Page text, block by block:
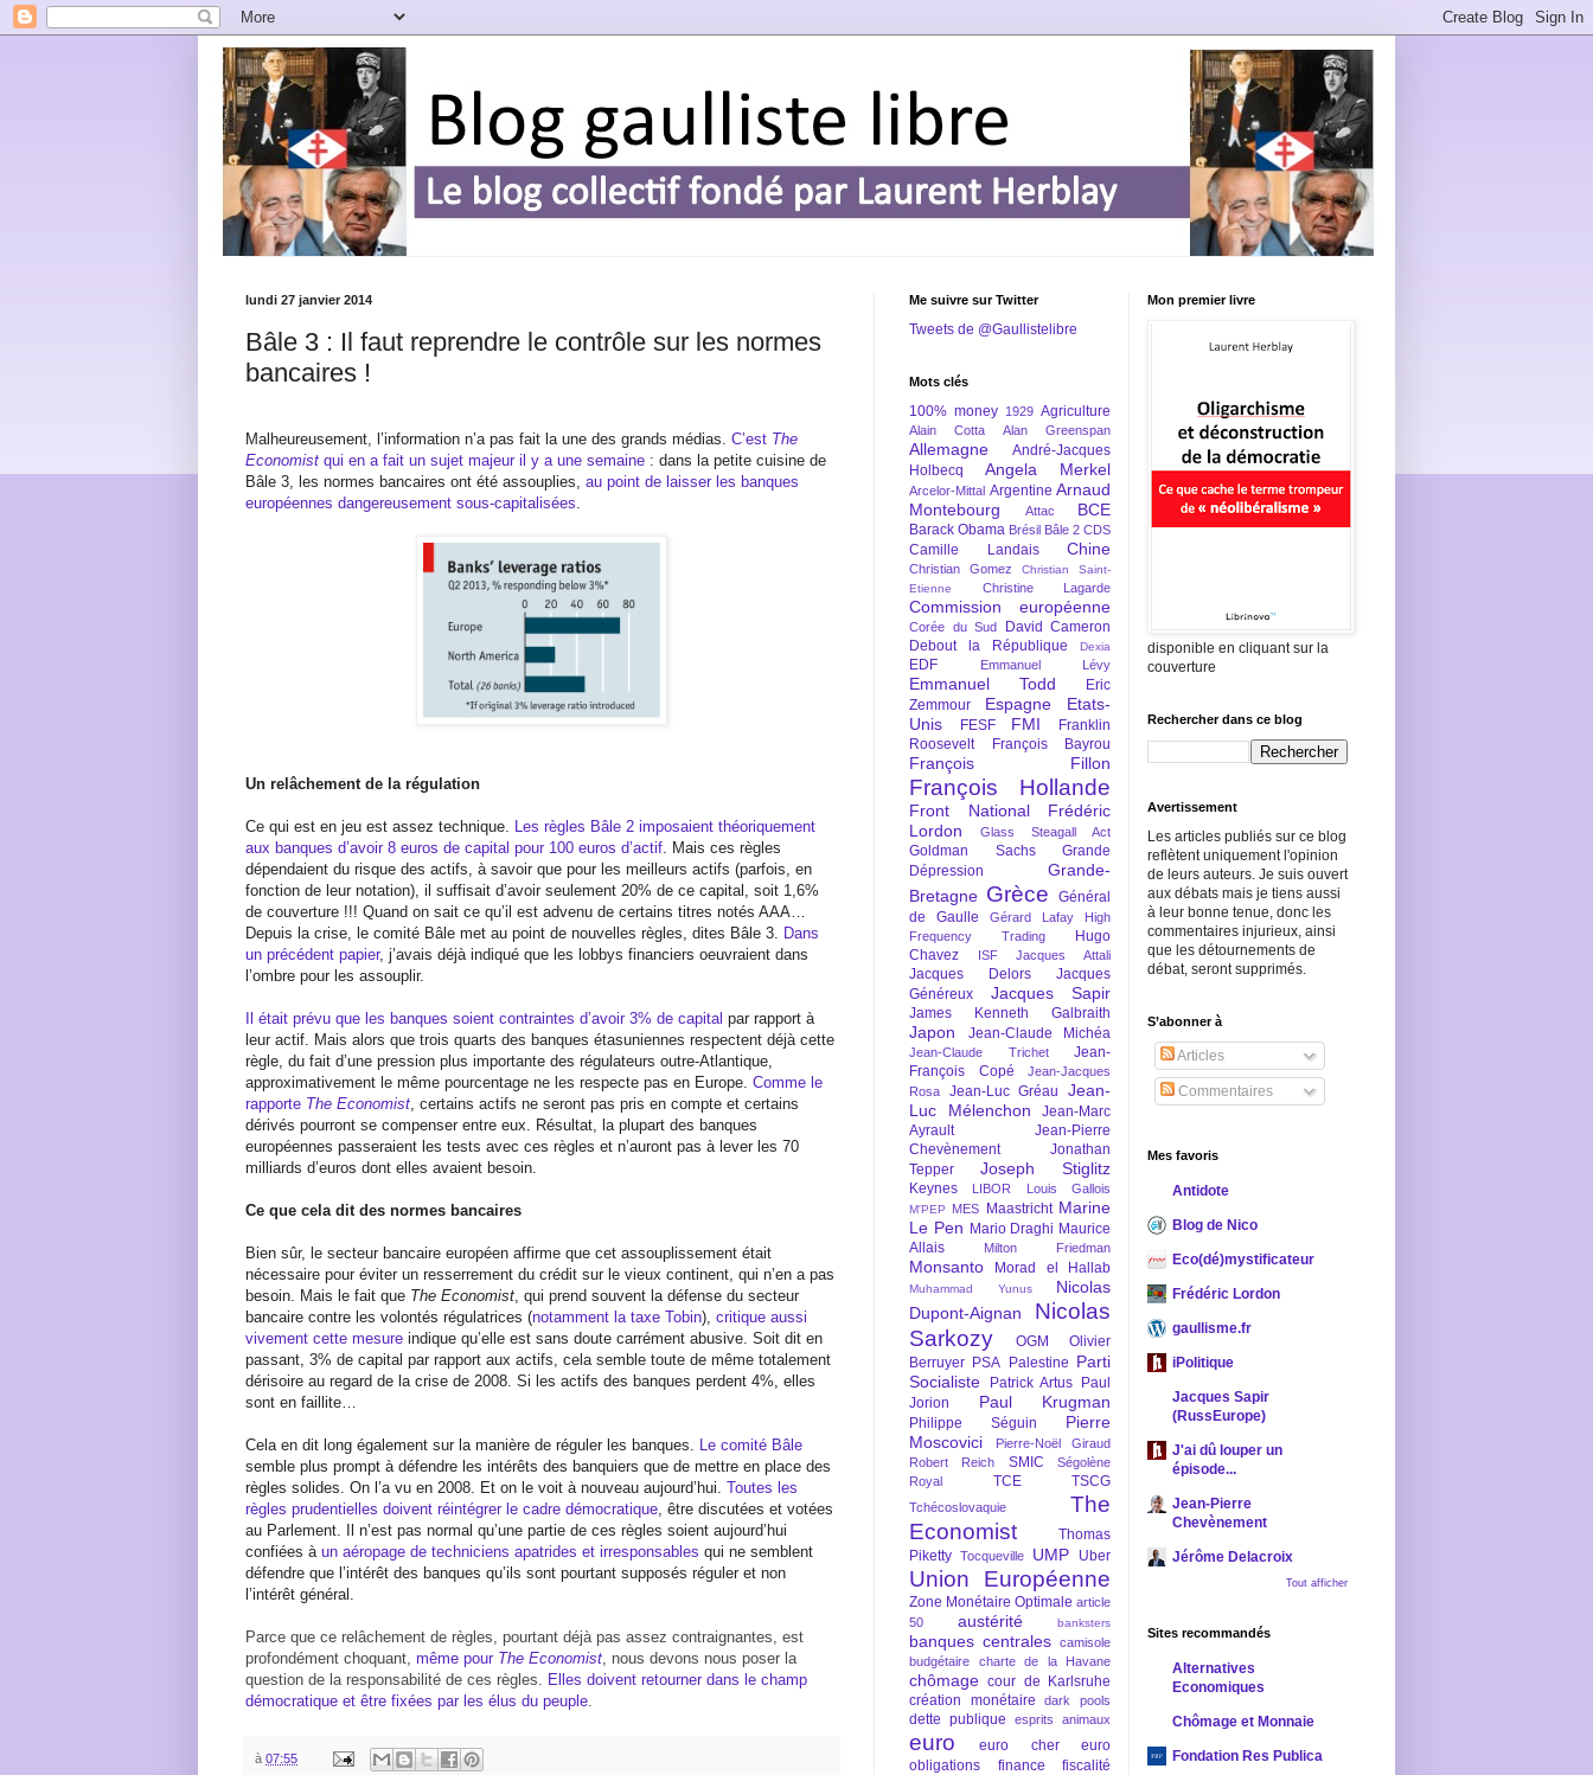
lundi 27 janvier 2014
Bâle 3 : Il faut reprendre le contrôle sur les normes
bancaires !
Malheureusement, l’information n’a pas fait la une des grands médias. C’est The
Economist qui en a fait un sujet majeur il y a une semaine : dans la petite cuisine de
Bâle 3, les normes bancaires ont été assouplies, au point de laisser les banques
européennes dangereusement sous-capitalisées
Un relâchement de la régulation
Ce qui est en jeu est assez technique. Les règles Bâle 2 imposaient théoriquement
aux banques d’avoir 8 euros de capital pour 100 euros d’actif . Mais ces règles
dépendaient du risque des actifs, à savoir que pour les meilleurs actifs (parfois, en
fonction de leur notation), il suffisait d’avoir seulement 20% de ce capital, soit 1,6%
de couverture !!! Quand on sait ce qu’il est advenu de certains titres notés AAA…
Depuis la crise, le comité Bâle met au point de nouvelles règles, dites Bâle 3. Dans
un précédent papier, j’avais déjà indiqué que les lobbys financiers oeuvraient dans
l’ombre pour les assouplir.
Il était prévu que les banques soient contraintes d’avoir 3% de capital par rapport à
leur actif. Mais alors que trois quarts des banques étasuniennes respectent déjà cette
règle, du fait d’une pression plus importante des régulateurs outre-Atlantique,
approximativement le même pourcentage ne les respecte pas en Europe. Comme le
rapporte The Economist , certains actifs ne seront pas pris en compte et certains
dérivés pourront se compenser entre eux. Résultat, la plupart des banques
européennes passeraient les tests avec ces règles et n’auront pas à lever les 70
milliards d’euros dont elles avaient besoin.
Ce que cela dit des normes bancaires
Bien sûr, le secteur bancaire européen affirme que cet assouplissement était
nécessaire pour éviter un resserrement du crédit sur le vieux continent, qui n’en a pas
besoin. Mais le fait que The Economist , qui prend souvent la défense du secteur
bancaire contre les volontés régulatrices (notamment la taxe Tobin), critique aussi
vivement cette mesure indique qu’elle est sans doute carrément abusive. Soit dit en
passant, 3% de capital par rapport aux actifs, cela semble toute de même totalement
dérisoire au regard de la crise de 2008. Si les actifs des banques perdent 4%, elles
sont en faillite…
Cela en dit long également sur la manière de réguler les banques. Le comité Bâle
semble plus prompt à défendre les intérêts des banquiers que de mettre en place des
règles solides. On l’a vu en 2008. Et on le voit à nouveau aujourd’hui. Toutes les
règles prudentielles doivent réintégrer le cadre démocratique , être discutées et votées
au Parlement. Il n’est pas normal qu’une partie de ces règles soient aujourd’hui
confiées à un aéropage de techniciens apatrides et irresponsables qui ne semblent
défendre que l’intérêt des banques qu’ils sont pourtant supposés réguler et non
l’intérêt général.
Parce que ce relâchement de règles, pourtant déjà pas assez contraignantes, est
profondément choquant, même pour The Economist , nous devons nous poser la
question de la responsabilité de ces règles. Elles doivent retourner dans le champ
démocratique et être fixées par les élus du peuple
à 07:55
Me suivre sur Twitter
Tweets de @Gaullistelibre
Mots clés
100% money 1929 Agriculture
Alain Cotta Alan Greenspan
Allemagne
André-Jacques
Holbecq
Angela Merkel
Arcelor-Mittal Argentine Arnaud
Montebourg
Attac BCE
Barack Obama Brésil Bâle 2 CDS
Camille Landais Chine
Christian Gomez
Christian Saint-
Etienne
Christine Lagarde
Commission européenne
Corée du Sud
David Cameron
Debout la République
Dexia
EDF Emmanuel Lévy
Emmanuel Todd
Eric
Zemmour
Espagne
Etats-
Unis
FESF FMI
Franklin
Roosevelt
François Bayrou
François Fillon
François Hollande
Front National
Frédéric
Lordon
Glass Steagall Act
Goldman Sachs
Grande
Dépression
Grande-
Bretagne Grèce
Général
de Gaulle
Gérard Lafay
High
Frequency Trading
Hugo
Chavez
ISF Jacques Attali
Jacques Delors
Jacques
Généreux
Jacques Sapir
James Kenneth Galbraith
Japon Jean-Claude Michéa
Jean-Claude Trichet
Jean-
François Copé
Jean-Jacques
Rosa
Jean-Luc Gréau
Jean-
Luc Mélenchon
Jean-Marc
Ayrault
Jean-Pierre
Chevènement
Jonathan
Tepper
Joseph Stiglitz
Keynes LIBOR Louis Gallois
M'PEP MES Maastricht Marine
Le Pen Mario Draghi Maurice
Allais
Milton Friedman
Monsanto Morad el Hallab
Muhammad Yunus
Nicolas
Dupont-Aignan
Nicolas
Sarkozy
OGM
Olivier
Berruyer PSA Palestine Parti
Socialiste
Patrick Artus
Paul
Jorion
Paul Krugman
Philippe Séguin
Pierre
Moscovici
Pierre-Noël Giraud
Robert Reich
SMIC
Ségolène
Royal
TCE TSCG
Tchécoslovaquie
The
Economist
Thomas
Piketty Tocqueville UMP Uber
Union Européenne
Zone Monétaire Optimale article
50
austérité banksters
banques centrales camisole
budgétaire
charte de la Havane
chômage cour de Karlsruhe
création monétaire
dark pools
dette publique esprits animaux
euro euro cher
euro
obligations
finance fiscalité
Mon premier livre
disponible en cliquant sur la
couverture
Rechercher dans ce blog
Avertissement
Les articles publiés sur ce blog
reflètent uniquement l'opinion
de leurs auteurs. Je suis ouvert
aux débats mais je tiens aussi
à leur bonne tenue, donc les
commentaires injurieux, ainsi
que les détournements de
débat, seront supprimés.
S’abonner à
Articles
Commentaires
Mes favoris
Antidote
Blog de Nico
Eco(dé)mystificateur
Frédéric Lordon
gaullisme.fr
iPolitique
Jacques Sapir
(RussEurope)
J'ai dû louper un
épisode...
Jean-Pierre
Chevènement
Jérôme Delacroix
Tout afficher
Sites recommandés
Alternatives
Economiques
Chômage et Monnaie
Fondation Res Publica